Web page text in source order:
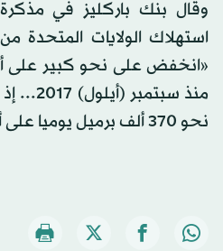
وقال بنك باركليز في
استهلاك الولايات المتحدة
«انخفض على نحو كبير على
منذ
نحو 370 ألف برميل يوميا على أساس سنوي».